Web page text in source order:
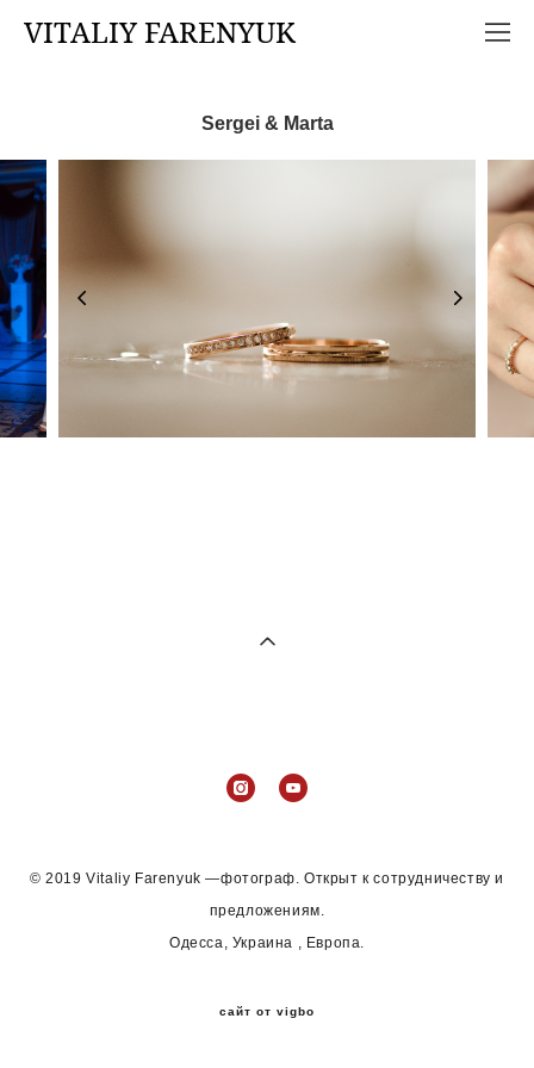
VITALIY FARENYUK
Sergei & Marta
© 2019 Vitaliy Farenyuk —фотограф. Открыт к сотрудничеству и
предложениям.
Одесса, Украина , Европа.
сайт от vigbo